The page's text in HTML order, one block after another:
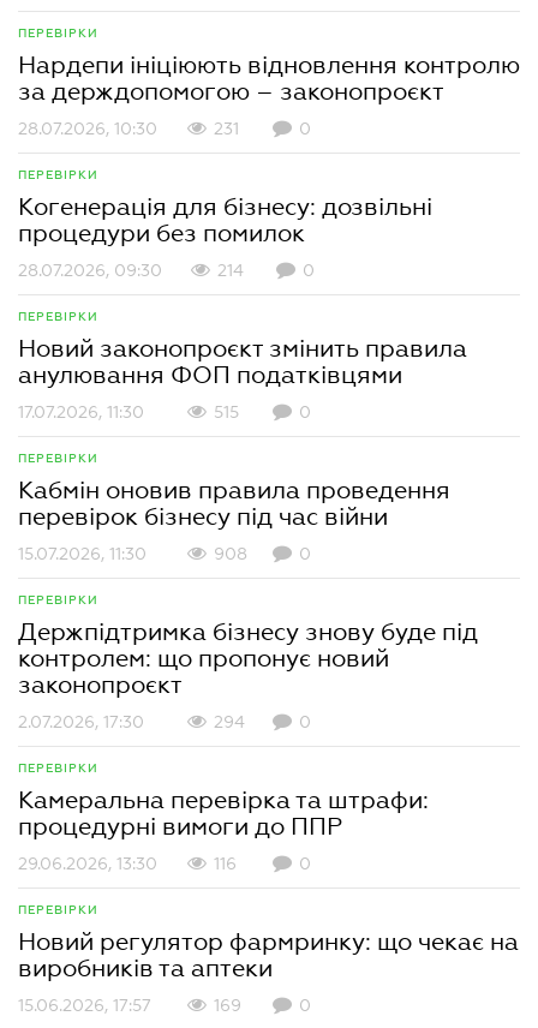
ПЕРЕВІРКИ
Нардепи ініціюють відновлення контролю
за держдопомогою – законопроєкт
28.07.2026, 10:30 231 0
ПЕРЕВІРКИ
Когенерація для бізнесу: дозвільні
процедури без помилок
28.07.2026, 09:30 214 0
ПЕРЕВІРКИ
Новий законопроєкт змінить правила
анулювання ФОП податківцями
17.07.2026, 11:30 515 0
ПЕРЕВІРКИ
Кабмін оновив правила проведення
перевірок бізнесу під час війни
15.07.2026, 11:30 908 0
ПЕРЕВІРКИ
Держпідтримка бізнесу знову буде під
контролем: що пропонує новий
законопроєкт
2.07.2026, 17:30 294 0
ПЕРЕВІРКИ
Камеральна перевірка та штрафи:
процедурні вимоги до ППР
29.06.2026, 13:30 116 0
ПЕРЕВІРКИ
Новий регулятор фармринку: що чекає на
виробників та аптеки
15.06.2026, 17:57 169 0